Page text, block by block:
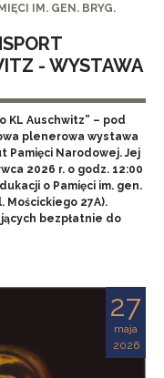
IM. GEN. BRYG.
- WYSTAWA
KL Auschwitz” – pod
plenerowa wystawa
Narodowej. Jej
2026 r. o godz. 12:00
o Pamięci im. gen.
Mościckiego 27A).
bezpłatnie do
27
maja
2026